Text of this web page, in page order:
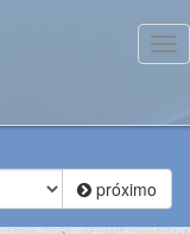
próximo